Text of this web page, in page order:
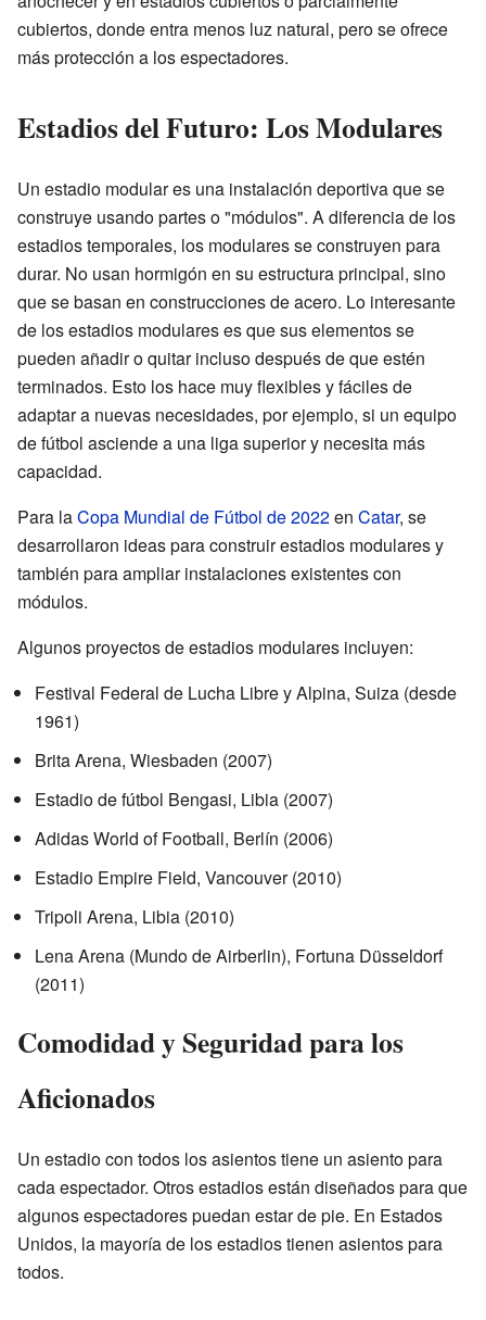
cubiertos, donde entra menos luz natural, pero se ofrece
más protección a los espectadores.
Estadios del Futuro: Los Modulares
Un estadio modular es una instalación deportiva que se
construye usando partes o "módulos". A diferencia de los
estadios temporales, los modulares se construyen para
durar. No usan hormigón en su estructura principal, sino
que se basan en construcciones de acero. Lo interesante
de los estadios modulares es que sus elementos se
pueden añadir o quitar incluso después de que estén
terminados. Esto los hace muy flexibles y fáciles de
adaptar a nuevas necesidades, por ejemplo, si un equipo
de fútbol asciende a una liga superior y necesita más
capacidad.
Para laCopa Mundial de Fútbol de 2022en Catar, se
desarrollaron ideas para construir estadios modulares y
también para ampliar instalaciones existentes con
módulos.
Algunos proyectos de estadios modulares incluyen:
Festival Federal de Lucha Libre y Alpina, Suiza (desde
1961)
Brita Arena, Wiesbaden (2007)
Estadio de fútbol Bengasi, Libia (2007)
Adidas World of Football, Berlín (2006)
Estadio Empire Field, Vancouver (2010)
Tripoli Arena, Libia (2010)
Lena Arena (Mundo de Airberlin), Fortuna Düsseldorf
(2011)
Comodidad y Seguridad para los
Aficionados
Un estadio con todos los asientos tiene un asiento para
cada espectador. Otros estadios están diseñados para que
algunos espectadores puedan estar de pie. En Estados
Unidos, la mayoría de los estadios tienen asientos para
todos.